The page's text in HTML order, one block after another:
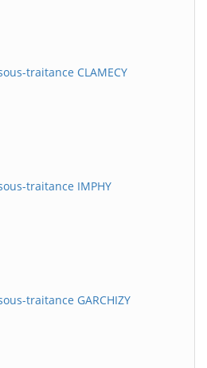
traitance CLAMECY
traitance IMPHY
traitance GARCHIZY